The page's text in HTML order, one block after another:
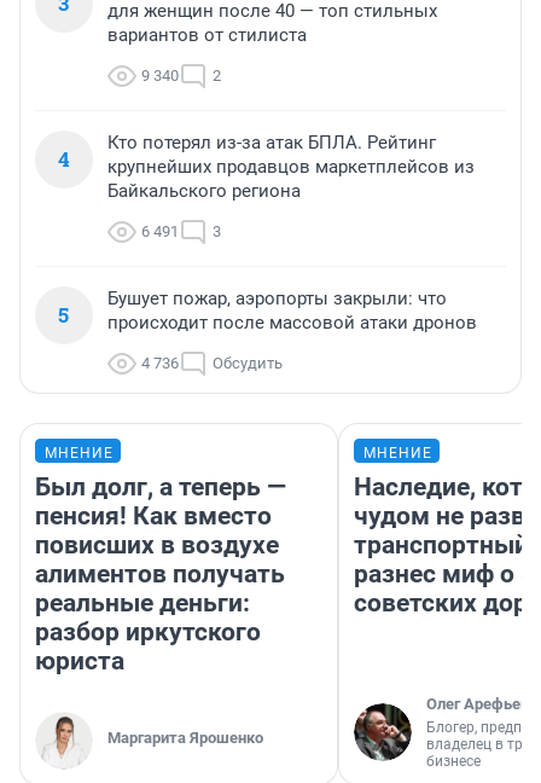
для женщин после 40 — топ стильных
вариантов от стилиста
9 340 2
4
Кто потерял из-за атак БПЛА. Рейтинг
крупнейших продавцов маркетплейсов из
Байкальского региона
6 491 3
5
Бушует пожар, аэропорты закрыли: что
происходит после массовой атаки дронов
4 736 Обсудить
МНЕНИЕ
Был долг, а теперь —
пенсия! Как вместо
повисших в воздухе
алиментов получать
реальные деньги:
разбор иркутского
юриста
Маргарита Ярошенко
МНЕНИЕ
Наследие,
чудом не
транспортный
разнес миф о
советских
Олег Арефьев
Блогер,
владелец в
бизнесе